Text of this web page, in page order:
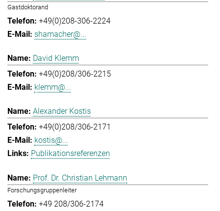
Gastdoktorand
+49(0)208-306-2224
shamacher@...
David Klemm
+49(0)208/306-2215
klemm@...
Alexander Kostis
+49(0)208/306-2171
kostis@...
Publikationsreferenzen
Prof. Dr. Christian Lehmann
Forschungsgruppenleiter
+49 208/306-2174